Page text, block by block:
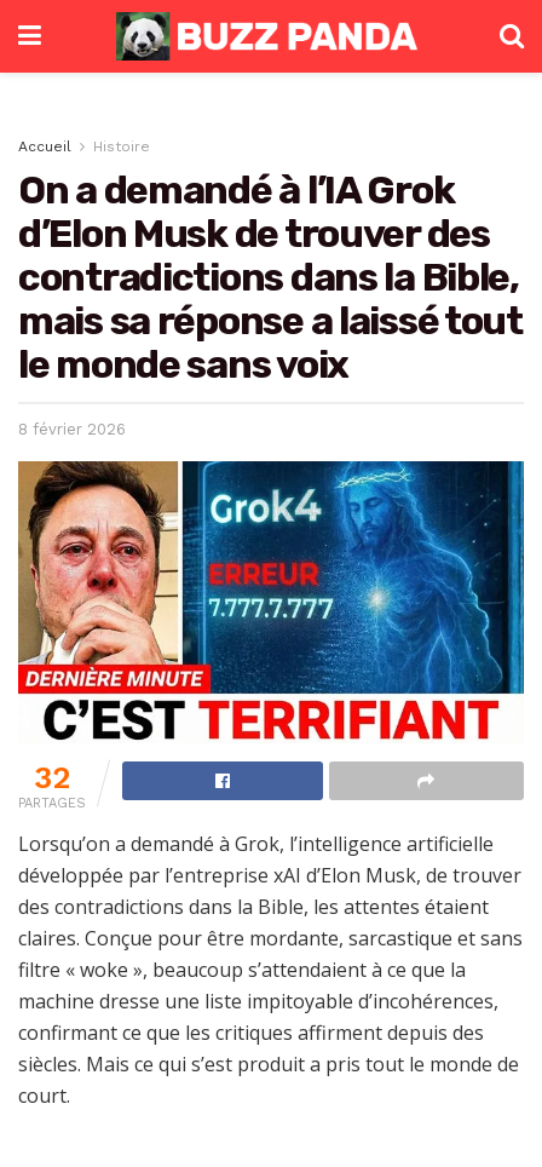
Accueil Histoire
On a demandé à l’IA Grok
d’Elon Musk de trouver des
contradictions dans la Bible,
mais sa réponse a laissé tout
le monde sans voix
8 février 2026
32
PARTAGES
Lorsqu’on a demandé à Grok, l’intelligence artificielle
développée par l’entreprise xAI d’Elon Musk, de trouver
des contradictions dans la Bible, les attentes étaient
claires. Conçue pour être mordante, sarcastique et sans
filtre « woke », beaucoup s’attendaient à ce que la
machine dresse une liste impitoyable d’incohérences,
confirmant ce que les critiques affirment depuis des
siècles. Mais ce qui s’est produit a pris tout le monde de
court.